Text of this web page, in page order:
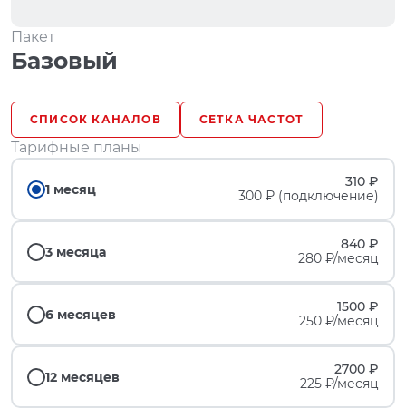
Пакет
Базовый
СПИСОК КАНАЛОВ СЕТКА ЧАСТОТ
Тарифные планы
1 месяц
310 ₽
300 ₽ (подключение)
3 месяца
840 ₽
280 ₽/месяц
6 месяцев
1500 ₽
250 ₽/месяц
12 месяцев
2700 ₽
225 ₽/месяц